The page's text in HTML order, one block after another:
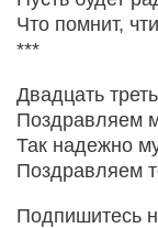
Что помнит,
***
Двадцать
Поздравляем
Так надежно
Поздравляем
Подпишитесь